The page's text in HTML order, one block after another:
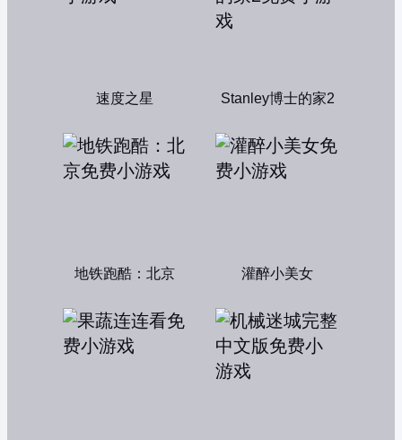
速度之星 Stanley博士的家2
地铁跑酷：北京 灌醉小美女